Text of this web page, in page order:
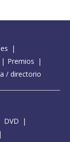
Premios
/ directorio
DVD